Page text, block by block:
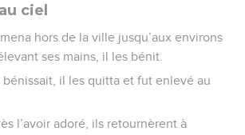
ciel
hors de la ville jusqu’aux environs
ses mains, il les bénit.
bénissait, il les quitta et fut enlevé au
l’avoir adoré, ils retournèrent à